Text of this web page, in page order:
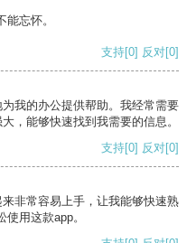
忘怀。
支持[0] 反对[0]
我的办公提供帮助。我经常需要
，能够快速找到我需要的信息。
支持[0] 反对[0]
非常容易上手，让我能够快速熟
用这款app。